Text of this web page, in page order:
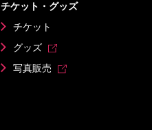
チケット・グッズ
チケット
グッズ
写真販売